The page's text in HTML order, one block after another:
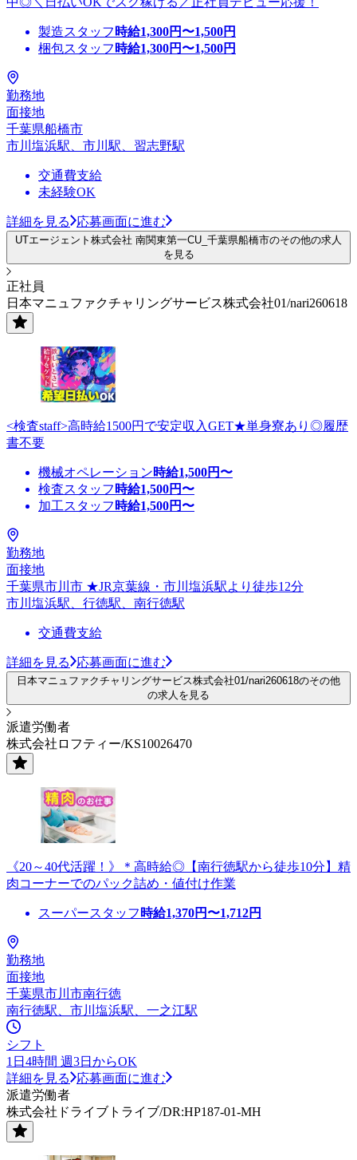
製造スタッフ 時給1,300円〜1,500円
梱包スタッフ 時給1,300円〜1,500円
勤務地
面接地
千葉県船橋市
市川塩浜駅、市川駅、習志野駅
交通費支給
未経験OK
詳細を見る 応募画面に進む
UTエージェント株式会社 南関東第一CU_千葉県船橋市のその他の求人
を見る
正社員
日本マニュファクチャリングサービス株式会社01/nari260618
<検査staff>高時給1500円で安定収入GET★単身寮あり◎履歴
書不要
機械オペレーション時給1,500円〜
検査スタッフ 時給1,500円〜
加工スタッフ 時給1,500円〜
勤務地
面接地
千葉県市川市 ★JR京葉線・市川塩浜駅より徒歩12分
市川塩浜駅、行徳駅、南行徳駅
交通費支給
詳細を見る 応募画面に進む
日本マニュファクチャリングサービス株式会社01/nari260618のその他
の求人を見る
派遣労働者
株式会社ロフティー/KS10026470
《20～40代活躍！》＊高時給◎【南行徳駅から徒歩10分】精
肉コーナーでのパック詰め・値付け作業
スーパースタッフ 時給1,370円〜1,712円
勤務地
面接地
千葉県市川市南行徳
南行徳駅、市川塩浜駅、一之江駅
シフト
1日4時間 週3日からOK
詳細を見る
応募画面に進む
派遣労働者
株式会社ドライブトライブ/DR:HP187-01-MH